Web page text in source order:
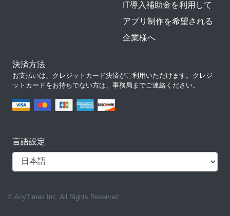
IT導入補助金を利用して
アプリ制作を希望される
企業様へ
決済方法
お支払いは、クレジットカード決済がご利用いただけます。クレジ
ットカードをお持ちでない方は、事務局までご連絡ください。
言語設定
© AnyTimes Inc. All Rights Reserved